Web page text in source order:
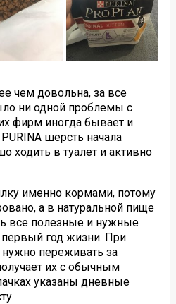
чем довольна, за все
ни одной проблемы с
фирм иногда бывает и
шерсть начала
ходить в туалет и активно
именно кормами, потому
а в натуральной пище
все полезные и нужные
год жизни. При
переживать за
их с обычным
указаны дневные